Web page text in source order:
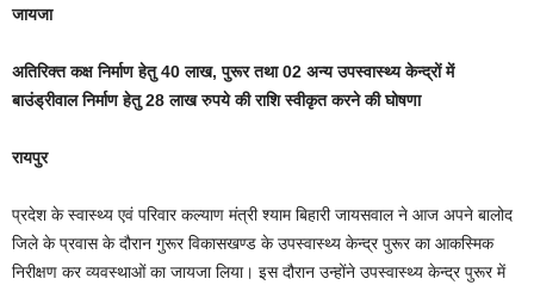
जायजा
अतिरिक्त कक्ष निर्माण हेतु 40 लाख, पुरूर तथा 02 अन्य उपस्वास्थ्य केन्द्रों में
बाउंड्रीवाल निर्माण हेतु 28 लाख रुपये की राशि स्वीकृत करने की घोषणा
रायपुर
प्रदेश के स्वास्थ्य एवं परिवार कल्याण मंत्री श्याम बिहारी जायसवाल ने आज अपने बालोद
जिले के प्रवास के दौरान गुरूर विकासखण्ड के उपस्वास्थ्य केन्द्र पुरूर का आकस्मिक
निरीक्षण कर व्यवस्थाओं का जायजा लिया। इस दौरान उन्होंने उपस्वास्थ्य केन्द्र पुरूर में